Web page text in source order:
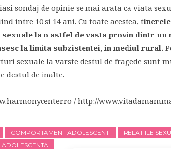
sondaj de opinie se mai arata ca viata
intre 10 si 14 ani. Cu toate acestea, t
la o astfel de vasta provin dintr-un
la limita subzistentei, in mediul rural.
sexuale la varste destul de fragede sunt
destul de inalte.
/ http://
COMPORTAMENT ADOLESCENTI
RELATIILE
ADOLESCENTA